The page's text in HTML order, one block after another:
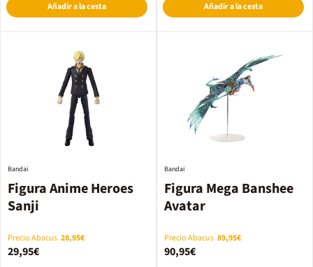
Añadir a la cesta Añadir a la cesta
Figura Anime Heroes
Sanji
Bandai
Precio Abacus 28,95€
29,95€
Figura Mega Banshee
Avatar
Bandai
Precio Abacus 89,95€
90,95€